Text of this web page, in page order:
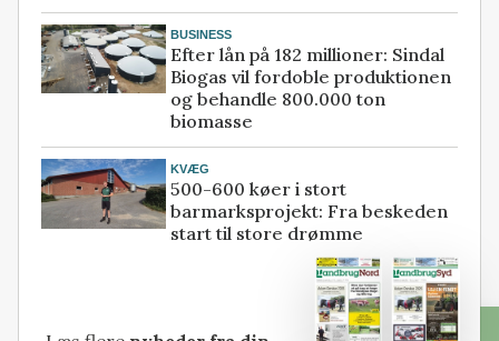
BUSINESS
Efter lån på 182 millioner: Sindal
Biogas vil fordoble produktionen
og behandle 800.000 ton
biomasse
KVÆG
500-600 køer i stort
barmarksprojekt: Fra beskeden
start til store drømme